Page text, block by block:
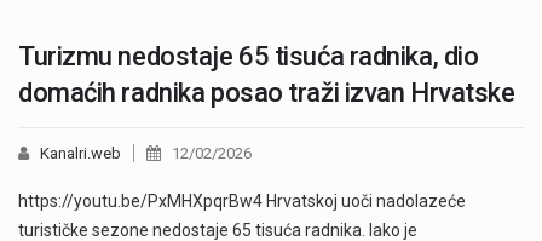
Turizmu nedostaje 65 tisuća radnika, dio
domaćih radnika posao traži izvan Hrvatske
Kanalri.web 12/02/2026
https://youtu.be/PxMHXpqrBw4 Hrvatskoj uoči nadolazeće
turističke sezone nedostaje 65 tisuća radnika. Iako je